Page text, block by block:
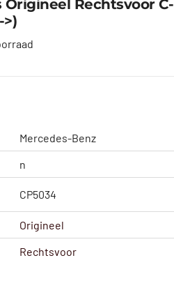
Rechtsvoor C-
>)
Mercedes-Benz
n
CP5034
Origineel
Rechtsvoor